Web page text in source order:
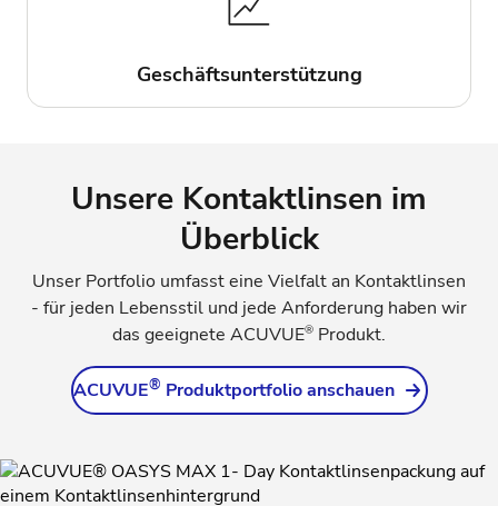
Geschäftsunterstützung
Unsere Kontaktlinsen im
Überblick
Unser Portfolio umfasst eine Vielfalt an Kontaktlinsen
- für jeden Lebensstil und jede Anforderung haben wir
das geeignete ACUVUE® Produkt.
ACUVUE® Produktportfolio anschauen